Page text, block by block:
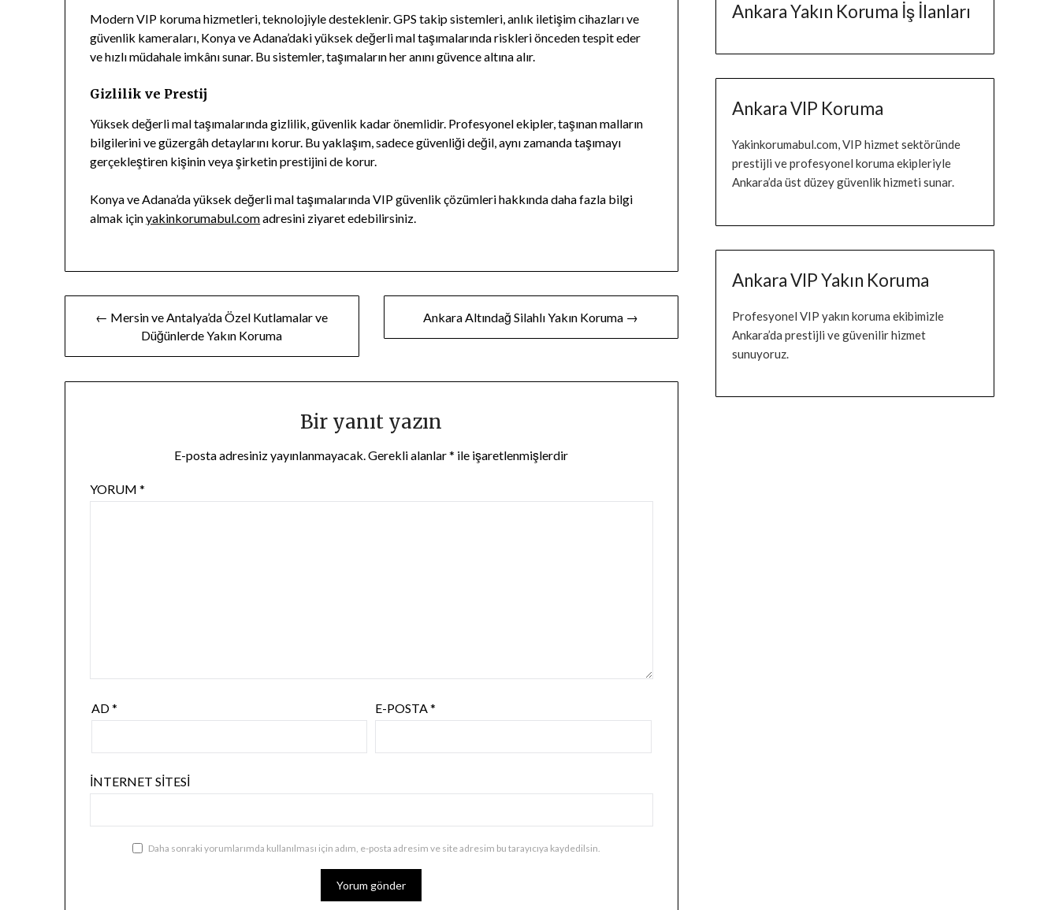
Modern VIP koruma hizmetleri, teknolojiyle desteklenir. GPS takip sistemleri, anlık iletişim cihazları ve
güvenlik kameraları, Konya ve Adana’daki yüksek değerli mal taşımalarında riskleri önceden tespit eder
ve hızlı müdahale imkânı sunar. Bu sistemler, taşımaların her anını güvence altına alır.
Gizlilik ve Prestij
Yüksek değerli mal taşımalarında gizlilik, güvenlik kadar önemlidir. Profesyonel ekipler, taşınan malların
bilgilerini ve güzergâh detaylarını korur. Bu yaklaşım, sadece güvenliği değil, aynı zamanda taşımayı
gerçekleştiren kişinin veya şirketin prestijini de korur.
Konya ve Adana’da yüksek değerli mal taşımalarında VIP güvenlik çözümleri hakkında daha fazla bilgi
almak içinyakinkorumabul.comadresini ziyaret edebilirsiniz.
gezinmesi
← Mersin ve Antalya’da Özel Kutlamalar ve
Düğünlerde Yakın Koruma
Ankara Altındağ Silahlı Yakın Koruma →
Bir yanıt yazın
E-posta adresiniz yayınlanmayacak.Gerekli alanlar* ile işaretlenmişlerdir
YORUM*
AD* E-POSTA*
İNTERNET SITESI
Daha sonraki yorumlarımda kullanılması için adım, e-posta adresim ve site adresim bu tarayıcıya kaydedilsin.
Ankara Yakın Koruma İş İlanları
Ankara VIP Koruma
Yakinkorumabul.com, VIP hizmet sektöründe
prestijli ve profesyonel koruma ekipleriyle
Ankara’da üst düzey güvenlik hizmeti sunar.
Ankara VIP Yakın Koruma
Profesyonel VIP yakın koruma ekibimizle
Ankara’da prestijli ve güvenilir hizmet
sunuyoruz.